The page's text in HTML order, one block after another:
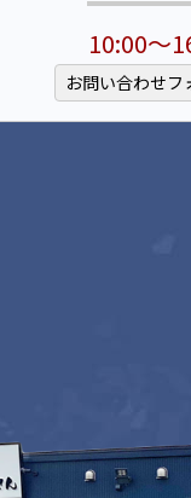
10:00～
お問い合わせフ